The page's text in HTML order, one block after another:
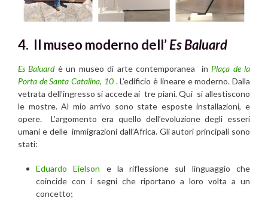
4. Il museo moderno dell’ Es Baluard
Es Baluardè un museo di arte contemporanea in Plaça de la
Porta de Santa Catalina, 10. L’edificio è lineare e moderno. Dalla
vetrata dell’ingresso si accede ai tre piani. Qui si allestiscono
le mostre. Al mio arrivo sono state esposte installazioni, e
opere. L’argomento era quello dell’evoluzione degli esseri
umani e delle immigrazioni dall’Africa. Gli autori principali sono
stati:
Eduardo Eielson e la riflessione sul linguaggio che
coincide con i segni che riportano a loro volta a un
concetto;